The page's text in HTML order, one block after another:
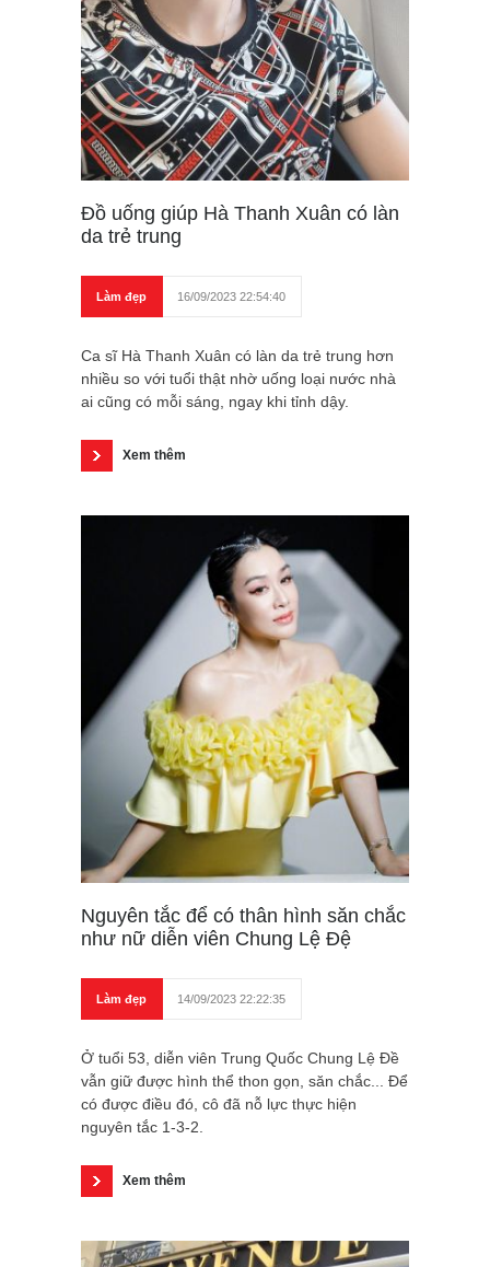
Đồ uống giúp Hà Thanh Xuân có làn
da trẻ trung
Làm đẹp 16/09/2023 22:54:40
Ca sĩ Hà Thanh Xuân có làn da trẻ trung hơn
nhiều so với tuổi thật nhờ uống loại nước nhà
ai cũng có mỗi sáng, ngay khi tỉnh dậy.
Xem thêm
Nguyên tắc để có thân hình săn chắc
như nữ diễn viên Chung Lệ Đệ
Làm đẹp 14/09/2023 22:22:35
Ở tuổi 53, diễn viên Trung Quốc Chung Lệ Đề
vẫn giữ được hình thể thon gọn, săn chắc... Để
có được điều đó, cô đã nỗ lực thực hiện
nguyên tắc 1-3-2.
Xem thêm